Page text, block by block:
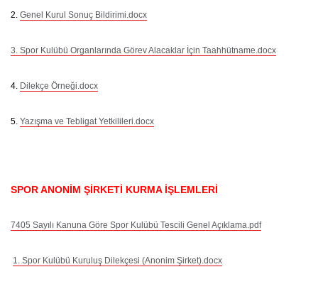
2. Genel Kurul Sonuç Bildirimi.docx
3. Spor Kulübü Organlarında Görev Alacaklar İçin Taahhütname.docx
4. Dilekçe Örneği.docx
5. Yazışma ve Tebligat Yetkilileri.docx
SPOR ANONİM ŞİRKETİ KURMA İŞLEMLERİ
7405 Sayılı Kanuna Göre Spor Kulübü Tescili Genel Açıklama.pdf
1. Spor Kulübü Kuruluş Dilekçesi (Anonim Şirket).docx